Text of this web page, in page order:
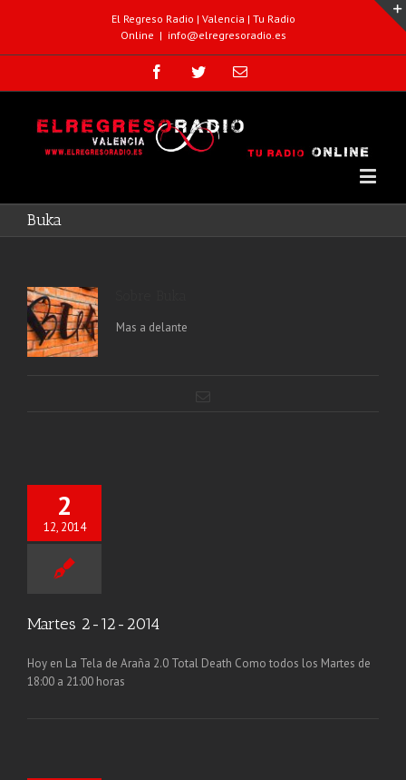
El Regreso Radio | Valencia | Tu Radio
Online | info@elregresoradio.es
Buka
Mas a delante
2
12, 2014
Martes 2-12-2014
Hoy en La Tela de Araña 2.0 Total Death Como todos los Martes de
18:00 a 21:00 horas